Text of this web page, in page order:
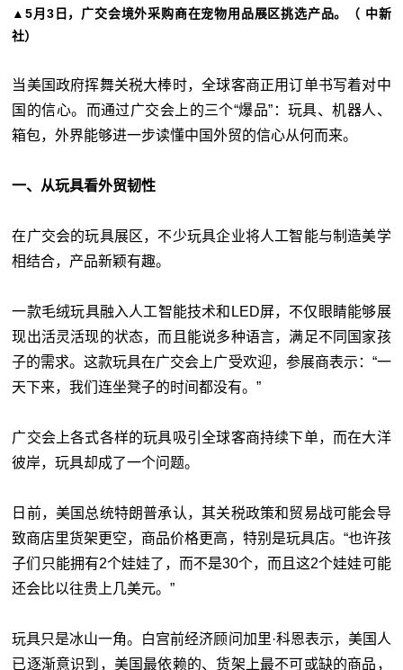
▲5月3日，广交会境外采购商在宠物用品展区挑选产品。（ 中新
社）
当美国政府挥舞关税大棒时，全球客商正用订单书写着对中
国的信心。而通过广交会上的三个“爆品”：玩具、机器人、
箱包，外界能够进一步读懂中国外贸的信心从何而来。
一、从玩具看外贸韧性
在广交会的玩具展区，不少玩具企业将人工智能与制造美学
相结合，产品新颖有趣。
一款毛绒玩具融入人工智能技术和LED屏，不仅眼睛能够展
现出活灵活现的状态，而且能说多种语言，满足不同国家孩
子的需求。这款玩具在广交会上广受欢迎，参展商表示：“一
天下来，我们连坐凳子的时间都没有。”
广交会上各式各样的玩具吸引全球客商持续下单，而在大洋
彼岸，玩具却成了一个问题。
日前，美国总统特朗普承认，其关税政策和贸易战可能会导
致商店里货架更空，商品价格更高，特别是玩具店。“也许孩
子们只能拥有2个娃娃了，而不是30个，而且这2个娃娃可能
还会比以往贵上几美元。”
玩具只是冰山一角。白宫前经济顾问加里·科恩表示，美国人
已逐渐意识到，美国最依赖的、货架上最不可或缺的商品，